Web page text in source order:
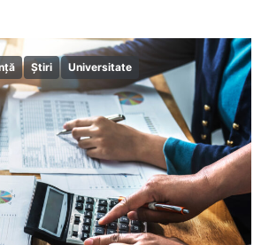
Știri Universitate